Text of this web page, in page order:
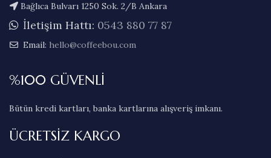
Bağlıca Bulvarı 1250 Sok. 2/B Ankara
İletişim Hattı: 0543 880 77 87
Email: hello@coffeebou.com
%100 GÜVENLİ
Bütün kredi kartları, banka kartlarına alışveriş imkanı.
ÜCRETSİZ KARGO